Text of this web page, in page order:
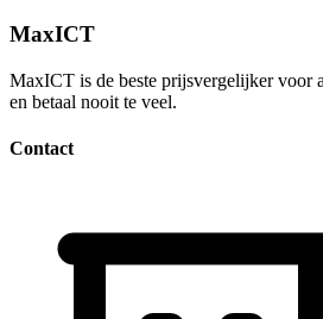
MaxICT
MaxICT is de beste prijsvergelijker voor
en betaal nooit te veel.
Contact